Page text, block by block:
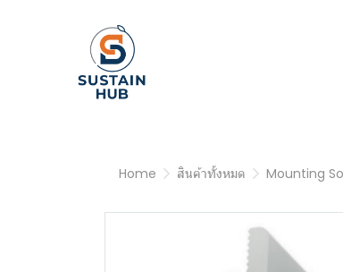
Home สินค้าทั้งหมด Mounting